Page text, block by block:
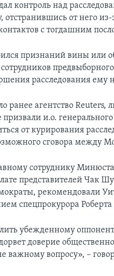
контроль над
отстранившись от него
с тогдашним
признаний вины или
расследования ему
ранее агентство Reuters,
призвали и.о.
от курирования
сговора между
сотруднику
представителей Чак
рекомендовали
спецпрокурора
убежденному
доверие
важному вопросу», –